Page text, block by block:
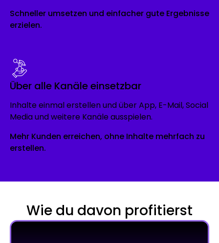
Schneller umsetzen und einfacher gute Ergebnisse
erzielen.
Über alle Kanäle einsetzbar
Inhalte einmal erstellen und über App, E-Mail, Social
Media und weitere Kanäle ausspielen.
Mehr Kunden erreichen, ohne Inhalte mehrfach zu
erstellen.
Wie du davon profitierst